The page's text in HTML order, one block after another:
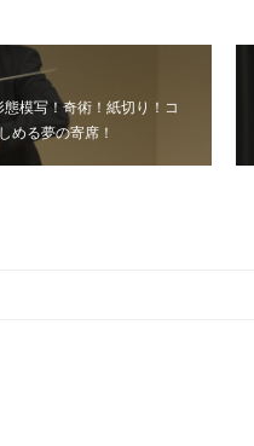
態模写！奇術！紙切り！コ
める夢の寄席！